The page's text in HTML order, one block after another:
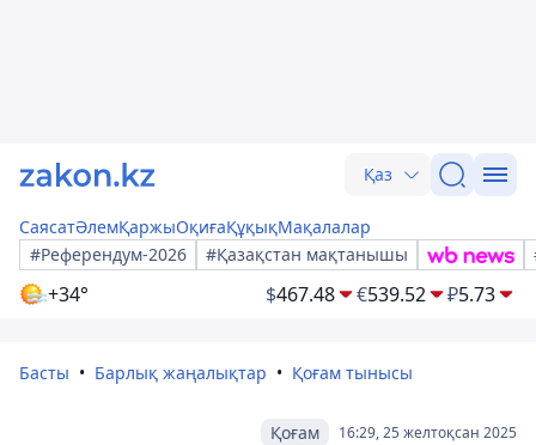
Қаз
СаясатӘлемҚаржыОқиғаҚұқықМақалалар
#Референдум-2026
#Қазақстан мақтанышы
+34° $467.48 €539.52 ₽5.73
Басты Барлық жаңалықтар Қоғам тынысы
16:29, 25 желтоқсан 2025
Қоғам